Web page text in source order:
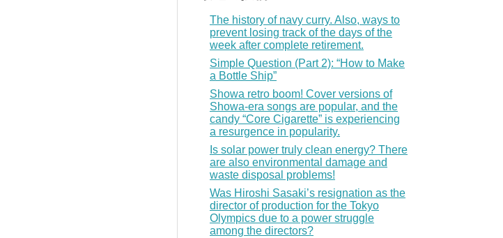
The history of navy curry. Also, ways to
prevent losing track of the days of the
week after complete retirement.
Simple Question (Part 2): “How to Make
a Bottle Ship”
Showa retro boom! Cover versions of
Showa-era songs are popular, and the
candy “Core Cigarette” is experiencing
a resurgence in popularity.
Is solar power truly clean energy? There
are also environmental damage and
waste disposal problems!
Was Hiroshi Sasaki’s resignation as the
director of production for the Tokyo
Olympics due to a power struggle
among the directors?